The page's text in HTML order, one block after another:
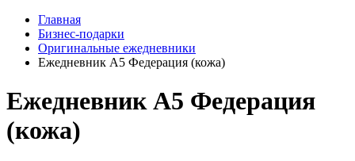
Главная
Бизнес-подарки
Оригинальные ежедневники
Ежедневник А5 Федерация (кожа)
Ежедневник А5 Федерация
(кожа)